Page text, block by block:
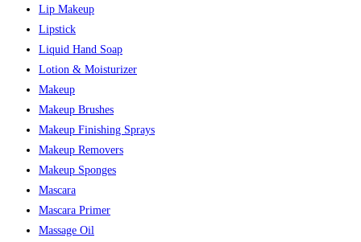
Lip Makeup
Lipstick
Liquid Hand Soap
Lotion & Moisturizer
Makeup
Makeup Brushes
Makeup Finishing Sprays
Makeup Removers
Makeup Sponges
Mascara
Mascara Primer
Massage Oil